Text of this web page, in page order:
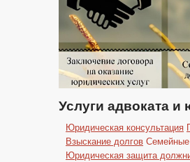
Услуги адвоката и
Юридическая консультация
Взыскание долгов
Юридическая защита